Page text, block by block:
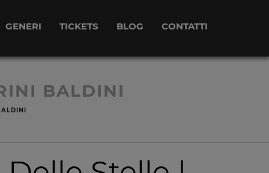
GENERI TICKETS BLOG CONTATTI
BALDINI